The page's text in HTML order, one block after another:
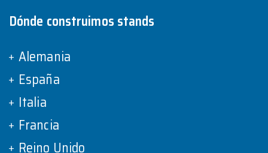
Dónde construimos stands
Alemania
España
Italia
Francia
Reino Unido